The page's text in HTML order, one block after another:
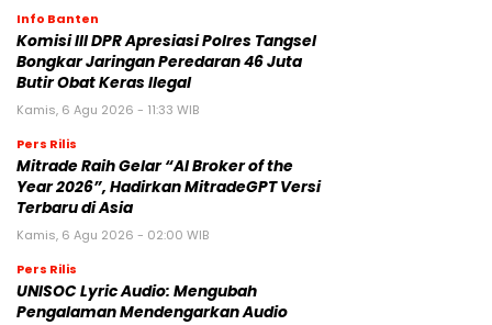
Info Banten
Komisi III DPR Apresiasi Polres Tangsel
Bongkar Jaringan Peredaran 46 Juta
Butir Obat Keras Ilegal
Kamis, 6 Agu 2026 - 11:33 WIB
Pers Rilis
Mitrade Raih Gelar “AI Broker of the
Year 2026”, Hadirkan MitradeGPT Versi
Terbaru di Asia
Kamis, 6 Agu 2026 - 02:00 WIB
Pers Rilis
UNISOC Lyric Audio: Mengubah
Pengalaman Mendengarkan Audio